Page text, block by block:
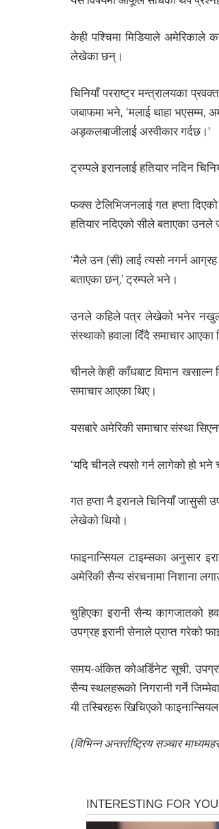
केही पश्चिमा मिडियाले अमेरिकाले
लेखेका छन्।
चिनियाँ परराष्ट्र मन्त्रालयका
जबाफमा भने, ‘मलाई थाहा भएसम्म,
अड्कलबाजीलाई अस्वीकार गर्दछ।’
ट्रम्पले इरानलाई हतियार नदिन
फक्स टेलिभिजनलाई गत हप्ता दिएको
हतियार नदिएको सीले बताएका उनले
‘मैले उन (सी) लाई त्यसो नगर्न
बताएका छन्,’ ट्रम्पले भने।
उनले कहिले पत्र लेखेको भनेर
संस्थाको हवाला दिँदै समाचार आएका
चीनले केही काँधबाट विमान खसाल्न
समाचार आएका थिए।
यसबारे अमेरिकी समाचार संस्था
‘यदि चीनले त्यसो गर्न लागेको हो
गत हप्ता नै इरानले चिनियाँ जासुसी
लेखेको थियो।
फाइनान्सियल टाइम्सका अनुसार
अमेरिकी सैन्य संरचनामा निशाना
चुहिएका इरानी सैन्य कागजातको
उपग्रह इरानी सेनाले प्राप्त गरेको
समय-अंकित कोअर्डिनेट सूची,
सैन्य स्थलहरूको निगरानी गर्ने
यी तस्बिरहरू खिचिएको
(विभिन्न अन्तर्राष्ट्रिय सञ्चार